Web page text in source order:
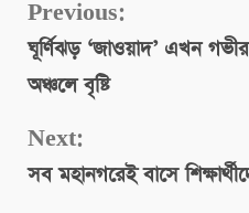
Continue
Reading
Previous:
ঘূর্ণিঝড় ‘জাওয়াদ’ এখন গভীর
অঞ্চলে বৃষ্টি
Next:
সব মহানগরেই বাসে